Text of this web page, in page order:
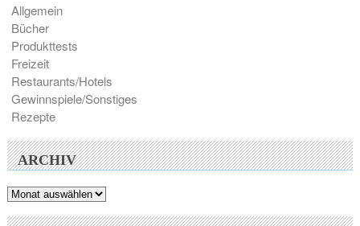
Allgemein
Bücher
Produkttests
Freizeit
Restaurants/Hotels
Gewinnspiele/Sonstiges
Rezepte
ARCHIV
Archiv